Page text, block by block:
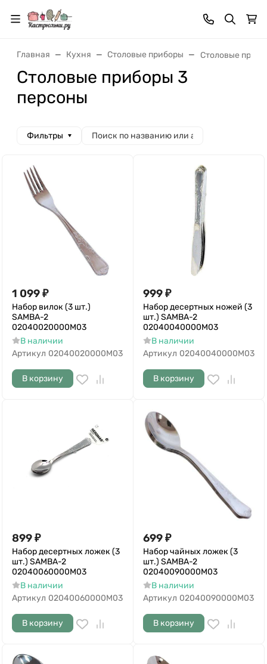
Главная Кухня Столовые приборы Столовые
Столовые приборы 3
персоны
Фильтры
1 099₽
Набор вилок (3 шт.)
SAMBA-2
02040020000M03
В наличии
Артикул 02040020000M03
В корзину
999₽
Набор десертных ножей (3
шт.) SAMBA-2
02040040000M03
В наличии
Артикул 02040040000M03
В корзину
899₽
Набор десертных ложек (3
шт.) SAMBA-2
02040060000M03
В наличии
Артикул 02040060000M03
В корзину
699₽
Набор чайных ложек (3
шт.) SAMBA-2
02040090000M03
В наличии
Артикул 02040090000M03
В корзину